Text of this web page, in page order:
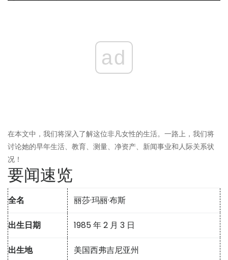
ad
在本文中，我们将深入了解这位非凡女性的生活。一路上，我们将
讨论她的早年生活、教育、测量、净资产、新闻事业和人际关系状
况！
要闻速览
全名 丽莎·玛丽·布斯
出生日期 1985 年 2 月 3 日
出生地 美国西弗吉尼亚州